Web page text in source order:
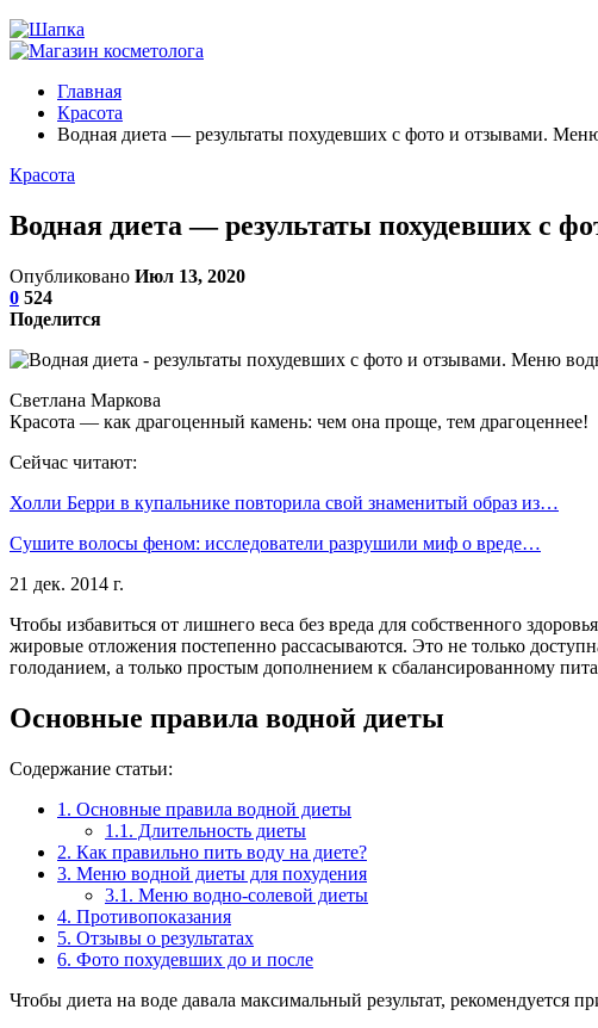
Главная
Красота
Водная диета — результаты похудевших с фото и отзывами.
Красота
Водная диета — результаты похудевших с
Опубликовано Июл 13, 2020
0 524
Поделится
Светлана Маркова
Красота — как драгоценный камень: чем она проще, тем драгоценнее!
Сейчас читают:
Холли Берри в купальнике повторила свой знаменитый образ из…
Сушите волосы феном: исследователи разрушили миф о вреде…
21 дек. 2014 г.
Чтобы избавиться от лишнего веса без вреда для собственного
жировые отложения постепенно рассасываются. Это не только
голоданием, а только простым дополнением к сбалансированному
Основные правила водной диеты
Содержание статьи:
1. Основные правила водной диеты
1.1. Длительность диеты
2. Как правильно пить воду на диете?
3. Меню водной диеты для похудения
3.1. Меню водно-солевой диеты
4. Противопоказания
5. Отзывы о результатах
6. Фото похудевших до и после
Чтобы диета на воде давала максимальный результат, рекомендуется